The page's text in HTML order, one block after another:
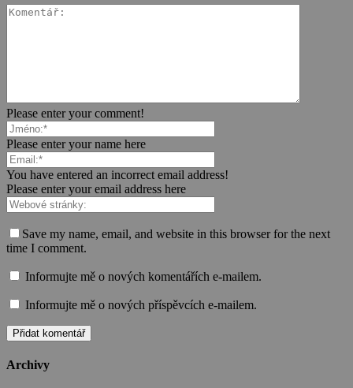
Please enter your comment!
Please enter your name here
You have entered an incorrect email address!
Please enter your email address here
Save my name, email, and website in this browser for the next
time I comment.
Informujte mě o nových komentářích e-mailem.
Informujte mě o nových příspěvcích e-mailem.
Archivy